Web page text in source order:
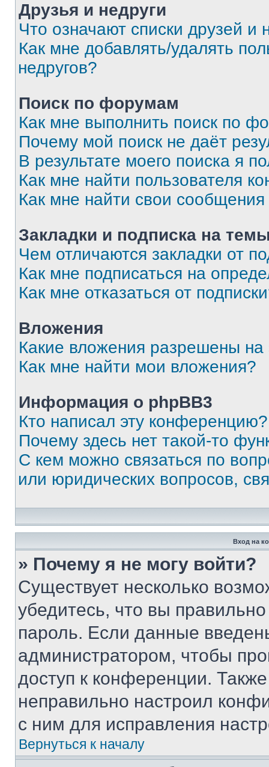
Друзья и недруги
Что означают списки друзей и
Как мне добавлять/удалять
недругов?
Поиск по форумам
Как мне выполнить поиск по
Почему мой поиск не даёт
В результате моего поиска я
Как мне найти пользователя
Как мне найти свои
Закладки и подписка на
Чем отличаются закладки от
Как мне подписаться на
Как мне отказаться от
Вложения
Какие вложения разрешены
Как мне найти мои вложения?
Информация о phpBB3
Кто написал эту конференцию?
Почему здесь нет такой-то
С кем можно связаться по
или юридических вопросов,
Вход на
» Почему я не могу войти?
Существует несколько
убедитесь, что вы
пароль. Если данные
администратором, чтобы
доступ к конференции.
неправильно настроил
с ним для исправления
Вернуться к началу